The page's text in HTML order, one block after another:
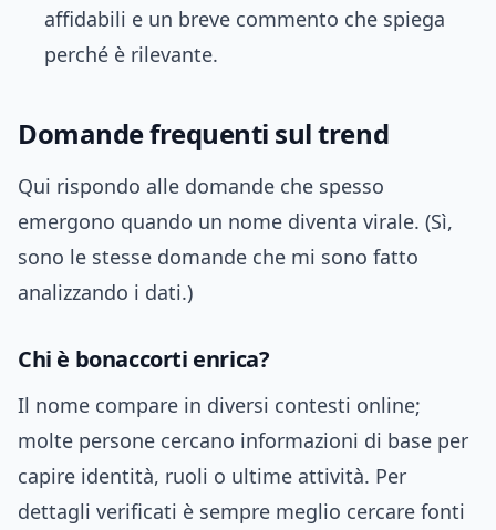
affidabili e un breve commento che spiega
perché è rilevante.
Domande frequenti sul trend
Qui rispondo alle domande che spesso
emergono quando un nome diventa virale. (Sì,
sono le stesse domande che mi sono fatto
analizzando i dati.)
Chi è bonaccorti enrica?
Il nome compare in diversi contesti online;
molte persone cercano informazioni di base per
capire identità, ruoli o ultime attività. Per
dettagli verificati è sempre meglio cercare fonti